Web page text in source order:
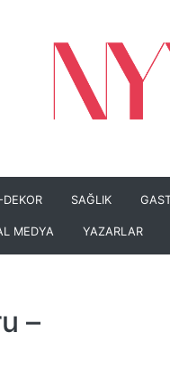
DEKOR SAĞLIK
MEDYA YAZARLAR
–